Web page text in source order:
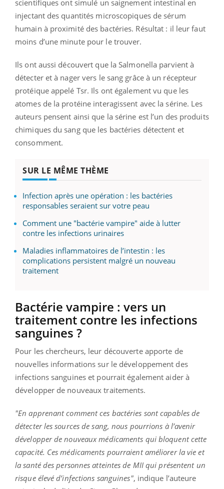
scientifiques ont simulé un saignement intestinal en
injectant des quantités microscopiques de sérum
humain à proximité des bactéries. Résultat : il leur faut
moins d’une minute pour le trouver.
Ils ont aussi découvert que la Salmonella parvient à
détecter et à nager vers le sang grâce à un récepteur
protéique appelé Tsr. Ils ont également vu que les
atomes de la protéine interagissent avec la sérine. Les
auteurs pensent ainsi que la sérine est l’un des produits
chimiques du sang que les bactéries détectent et
consomment.
SUR LE MÊME THÈME
Infection après une opération : les bactéries
responsables seraient sur votre peau
Comment une "bactérie vampire" aide à lutter
contre les infections urinaires
Maladies inflammatoires de l’intestin : les
complications persistent malgré un nouveau
traitement
Bactérie vampire : vers un
traitement contre les infections
sanguines ?
Pour les chercheurs, leur découverte apporte de
nouvelles informations sur le développement des
infections sanguines et pourrait également aider à
développer de nouveaux traitements.
"En apprenant comment ces bactéries sont capables de
détecter les sources de sang, nous pourrions à l’avenir
développer de nouveaux médicaments qui bloquent cette
capacité. Ces médicaments pourraient améliorer la vie et
la santé des personnes atteintes de MII qui présentent un
risque élevé d’infections sanguines", indique l’auteure